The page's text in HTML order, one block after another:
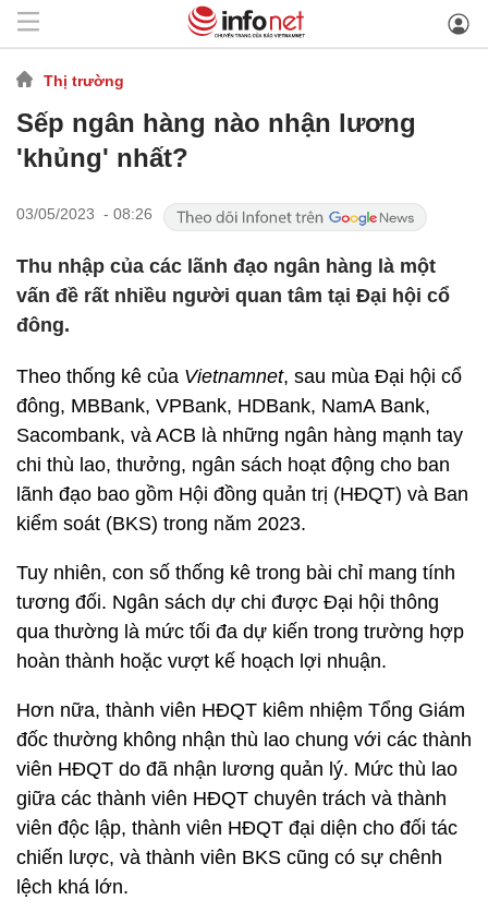
Thị trường
Sếp ngân hàng nào nhận lương
'khủng' nhất?
03/05/2023 - 08:26
Thu nhập của các lãnh đạo ngân hàng là một
vấn đề rất nhiều người quan tâm tại Đại hội cổ
đông.
Theo thống kê của Vietnamnet, sau mùa Đại hội cổ
đông, MBBank, VPBank, HDBank, NamA Bank,
Sacombank, và ACB là những ngân hàng mạnh tay
chi thù lao, thưởng, ngân sách hoạt động cho ban
lãnh đạo bao gồm Hội đồng quản trị (HĐQT) và Ban
kiểm soát (BKS) trong năm 2023.
Tuy nhiên, con số thống kê trong bài chỉ mang tính
tương đối. Ngân sách dự chi được Đại hội thông
qua thường là mức tối đa dự kiến trong trường hợp
hoàn thành hoặc vượt kế hoạch lợi nhuận.
Hơn nữa, thành viên HĐQT kiêm nhiệm Tổng Giám
đốc thường không nhận thù lao chung với các thành
viên HĐQT do đã nhận lương quản lý. Mức thù lao
giữa các thành viên HĐQT chuyên trách và thành
viên độc lập, thành viên HĐQT đại diện cho đối tác
chiến lược, và thành viên BKS cũng có sự chênh
lệch khá lớn.